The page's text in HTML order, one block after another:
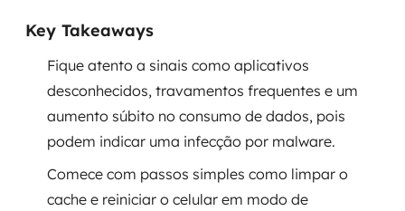
Transformação digital
UX / UI design
Sustentar operações com eficiência
Key Takeaways
Fique atento a sinais como aplicativos
desconhecidos, travamentos frequentes e um
aumento súbito no consumo de dados, pois
podem indicar uma infecção por malware.
Comece com passos simples como limpar o
cache e reiniciar o celular em modo de